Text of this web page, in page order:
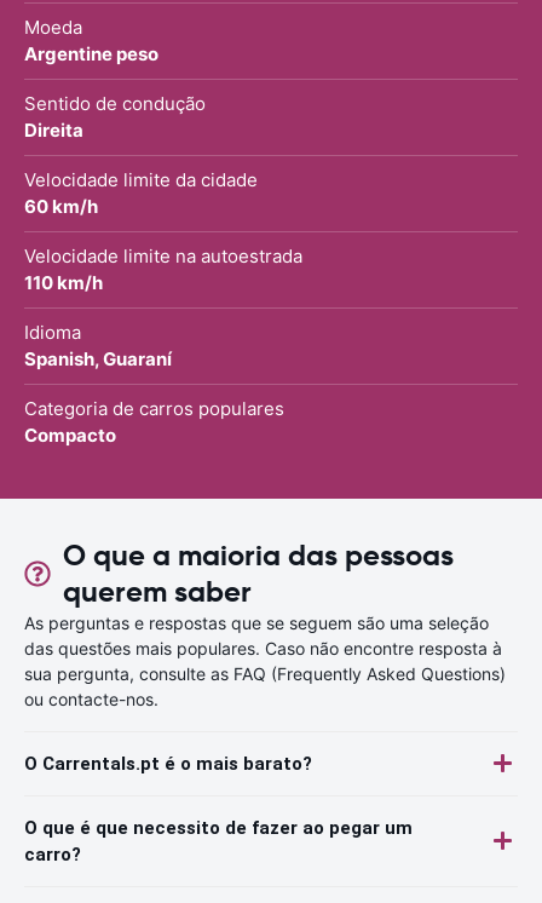
Moeda
Argentine peso
Sentido de condução
Direita
Velocidade limite da cidade
60 km/h
Velocidade limite na autoestrada
110 km/h
Idioma
Spanish, Guaraní
Categoria de carros populares
Compacto
O que a maioria das pessoas
querem saber
As perguntas e respostas que se seguem são uma seleção
das questões mais populares. Caso não encontre resposta à
sua pergunta, consulte as FAQ (Frequently Asked Questions)
ou contacte-nos.
O Carrentals.pt é o mais barato?
O que é que necessito de fazer ao pegar um
carro?